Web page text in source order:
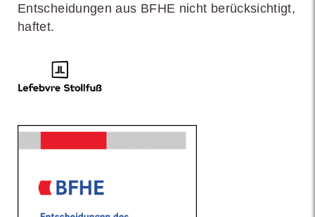
Entscheidungen aus BFHE nicht berücksichtigt,
haftet.